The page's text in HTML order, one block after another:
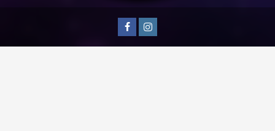
FacebookInstagram